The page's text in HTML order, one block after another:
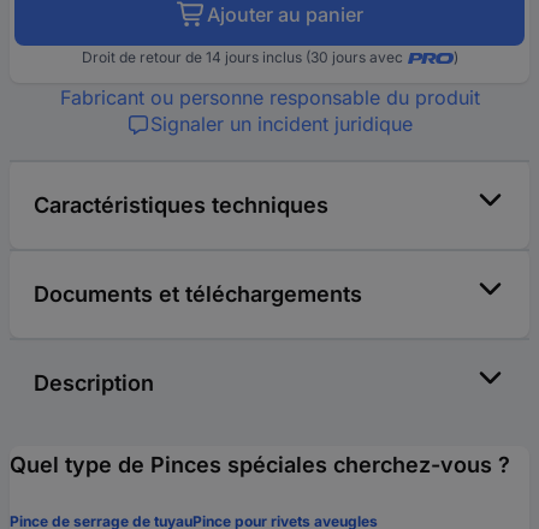
Ajouter au panier
Droit de retour de 14 jours inclus (30 jours avec )
Fabricant ou personne responsable du produit
Signaler un incident juridique
Caractéristiques techniques
Documents et téléchargements
Description
Quel type de Pinces spéciales cherchez-vous ?
Pince de serrage de tuyauPince pour rivets aveugles